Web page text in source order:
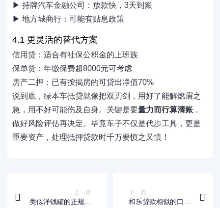
▶ 持牌汽车金融公司：放款快，3天到账
▶ 地方城商行：可能有贴息政策
4.1 更灵活的替代方案
信用贷：适合有社保公积金的上班族
保单贷：年缴保费超8000元可考虑
房产二押：已有按揭房的可贷出净值70%
说到底，绿本车抵贷就像把双刃剑，用好了能解燃眉之
急，用不好可能伤及自身。关键是要量力而行算清账 ，
做好风险评估再决定。毕竟车子不仅是代步工具，更是
重要资产，处理抵押贷款时千万要慎之又慎！
上一篇
类似洋钱罐的正规网
下一篇
和乐贷款相似的口子